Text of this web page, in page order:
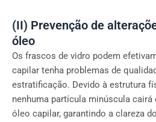
(II) Prevenção de
óleo
Os frascos de vidro podem
capilar tenha problemas de
estratificação. Devido à estrutura
nenhuma partícula minúscula
óleo capilar, garantindo a clareza